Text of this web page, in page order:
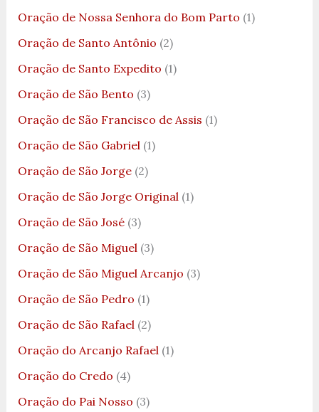
Oração de Nossa Senhora do Bom Parto (1)
Oração de Santo Antônio (2)
Oração de Santo Expedito (1)
Oração de São Bento (3)
Oração de São Francisco de Assis (1)
Oração de São Gabriel(1)
Oração de São Jorge(2)
Oração de São Jorge Original(1)
Oração de São José(3)
Oração de São Miguel(3)
Oração de São Miguel Arcanjo (3)
Oração de São Pedro (1)
Oração de São Rafael(2)
Oração do Arcanjo Rafael(1)
Oração do Credo (4)
Oração do Pai Nosso (3)